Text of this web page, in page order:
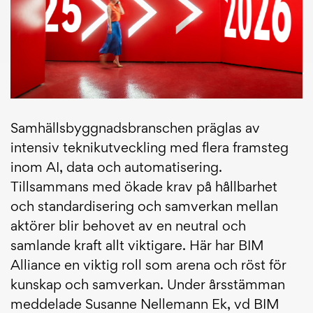
Samhällsbyggnadsbranschen präglas av
intensiv teknikutveckling med flera framsteg
inom AI, data och automatisering.
Tillsammans med ökade krav på hållbarhet
och standardisering och samverkan mellan
aktörer blir behovet av en neutral och
samlande kraft allt viktigare. Här har BIM
Alliance en viktig roll som arena och röst för
kunskap och samverkan. Under årsstämman
meddelade Susanne Nellemann Ek, vd BIM